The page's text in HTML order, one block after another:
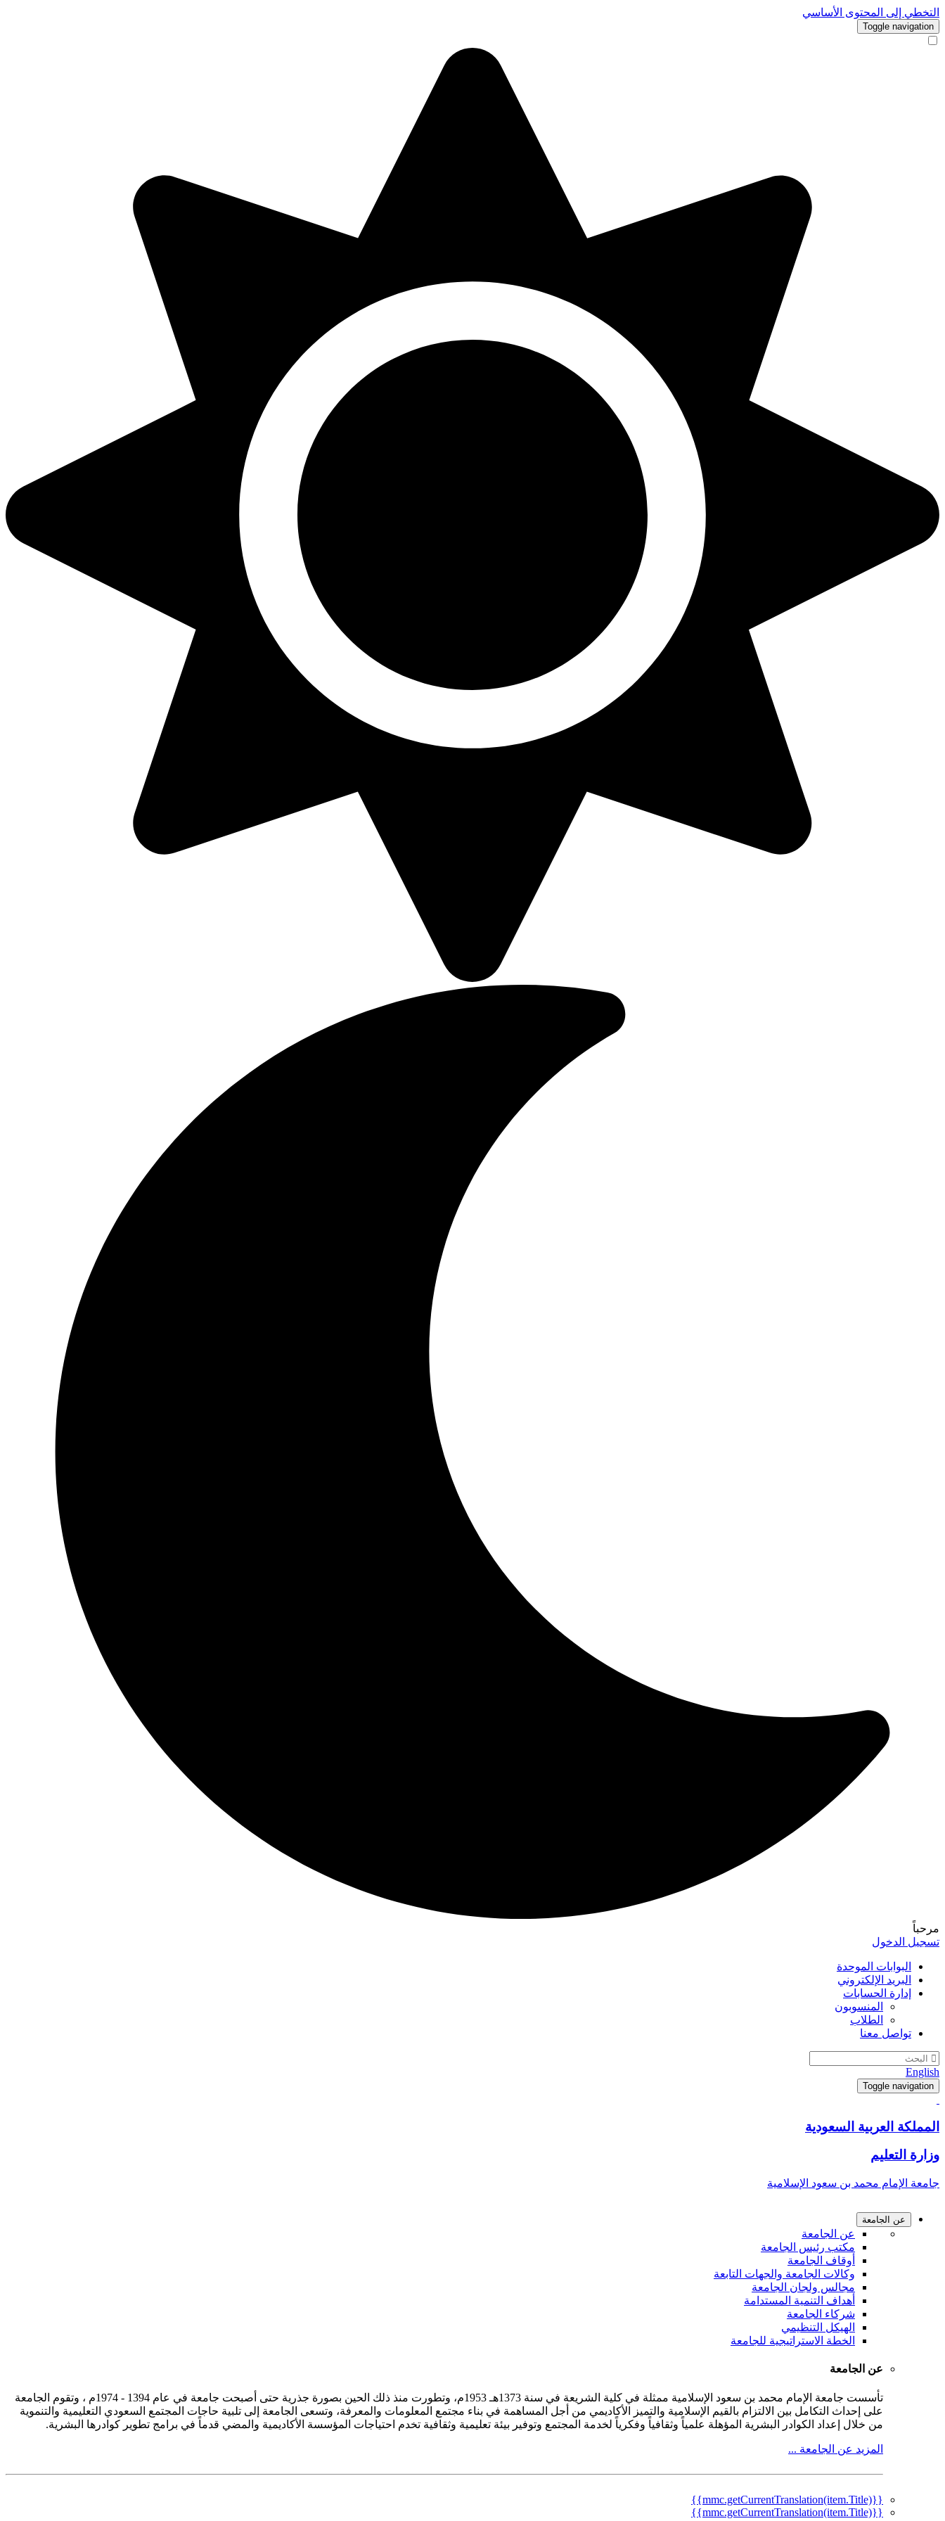
التخطي إلى المحتوى الأساسي
Toggle navigation
مرحباً
تسجيل الدخول
البوابات الموحدة
البريد الإلكتروني
إدارة الحسابات
المنسوبون
الطلاب
تواصل معنا
English
Toggle navigation
المملكة العربية السعودية
وزارة التعليم
جامعة الإمام محمد بن سعود الإسلامية
عن الجامعة
عن الجامعة
مكتب رئيس الجامعة
أوقاف الجامعة
وكالات الجامعة والجهات التابعة
مجالس ولجان الجامعة
أهداف التنمية المستدامة
شركاء الجامعة
الهيكل التنظيمي
الخطة الاستراتيجية للجامعة
عن الجامعة
تأسست جامعة الإمام محمد بن سعود الإسلامية ممثلة في كلية الشريعة في سنة 1373هـ 1953م، وتطورت منذ ذلك الحين بصورة جذرية حتى أصبحت جامعة في عام 1394 - 1974م ، وتقوم الجامعة
على إحداث التكامل بين الالتزام بالقيم الإسلامية والتميز الأكاديمي من أجل المساهمة في بناء مجتمع المعلومات والمعرفة، وتسعى الجامعة إلى تلبية حاجات المجتمع السعودي التعليمية والتنموية
من خلال إعداد الكوادر البشرية المؤهلة علمياً وثقافياً وفكرياً لخدمة المجتمع وتوفير بيئة تعليمية وثقافية تخدم احتياجات المؤسسة الأكاديمية والمضي قدماً في برامج تطوير كوادرها البشرية.
المزيد عن الجامعة ...
{{mmc.getCurrentTranslation(item.Title)}}
{{mmc.getCurrentTranslation(item.Title)}}